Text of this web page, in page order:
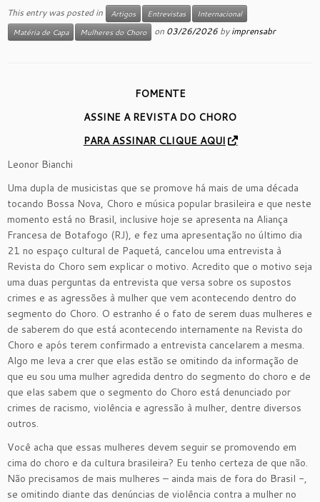
This entry was posted in Artigos Entrevistas
Internacional
Matéria de Capa
Mulheres do Choro on 03/26/2026 byimprensabr
FOMENTE
ASSINE A REVISTA DO CHORO
PARA ASSINAR CLIQUE AQUI
Leonor Bianchi
Uma dupla de musicistas que se promove há mais de uma década
tocando Bossa Nova, Choro e música popular brasileira e que neste
momento está no Brasil, inclusive hoje se apresenta na Aliança
Francesa de Botafogo (RJ), e fez uma apresentação no último dia
21 no espaço cultural de Paquetá, cancelou uma entrevista à
Revista do Choro sem explicar o motivo. Acredito que o motivo seja
uma duas perguntas da entrevista que versa sobre os supostos
crimes e as agressões à mulher que vem acontecendo dentro do
segmento do Choro. O estranho é o fato de serem duas mulheres e
de saberem do que está acontecendo internamente na Revista do
Choro e após terem confirmado a entrevista cancelarem a mesma.
Algo me leva a crer que elas estão se omitindo da informação de
que eu sou uma mulher agredida dentro do segmento do choro e de
que elas sabem que o segmento do Choro está denunciado por
crimes de racismo, violência e agressão à mulher, dentre diversos
outros.
Você acha que essas mulheres devem seguir se promovendo em
cima do choro e da cultura brasileira? Eu tenho certeza de que não.
Não precisamos de mais mulheres – ainda mais de fora do Brasil -,
se omitindo diante das denúncias de violência contra a mulher no